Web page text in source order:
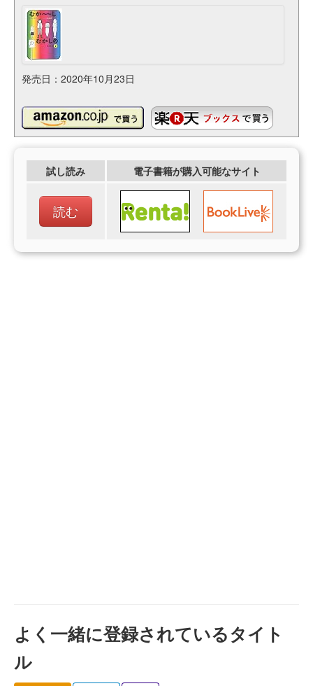
発売日：2020年10月23日
試し読み 電子書籍が購入可能なサイト
読む
よく一緒に登録されているタイト
ル